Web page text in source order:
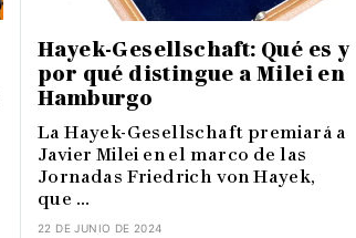
Hayek-Gesellschaft: Qué es y
por qué distingue a Milei en
Hamburgo
La Hayek-Gesellschaft premiará a
Javier Milei en el marco de las
Jornadas Friedrich von Hayek,
que ...
22 DE JUNIO DE 2024